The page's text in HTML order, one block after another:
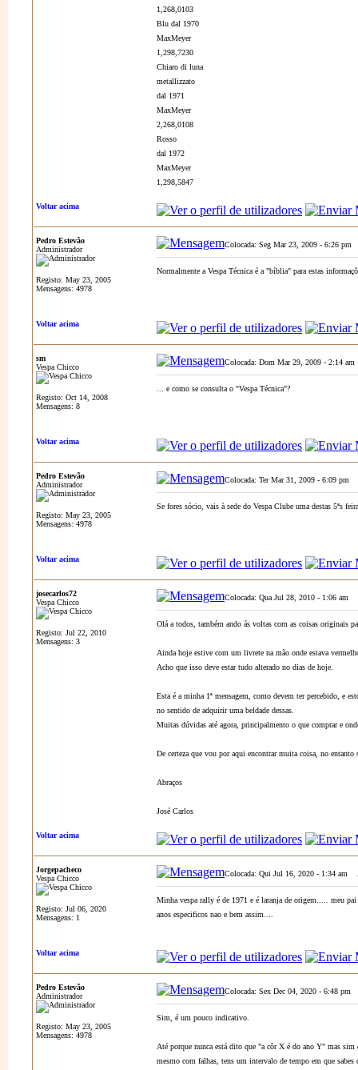
1,268,0103
Blu dal 1970
MaxMeyer
1,298,7230
Chiaro di luna
metallizzato
dal 1971
MaxMeyer
2,268,0108
Rosso
dal 1972
MaxMeyer
1,298,5847
Voltar acima
Pedro Estevão
Administrador
Registo: May 23, 2005
Mensagens: 4978
Colocada: Seg Mar 23, 2009 - 6:26 pm
Normalmente a Vespa Técnica é a "bíblia" para estas
Voltar acima
sm
Vespa Chicco
Registo: Oct 14, 2008
Mensagens: 8
Colocada: Dom Mar 29, 2009 - 2:14 am
... e como se consulta o "Vespa Técnica"?
Voltar acima
Pedro Estevão
Administrador
Registo: May 23, 2005
Mensagens: 4978
Colocada: Ter Mar 31, 2009 - 6:09 pm
Se fores sócio, vais à sede do Vespa Clube uma destas 5ªs
Voltar acima
josecarlos72
Vespa Chicco
Registo: Jul 22, 2010
Mensagens: 3
Colocada: Qua Jul 28, 2010 - 1:06 am
Olá a todos, também ando ás voltas com as coisas originais
Ainda hoje estive com um livrete na mão onde estava
Acho que isso deve estar tudo alterado no dias de hoje.
Esta é a minha 1ª mensagem, como devem ter percebido, e
no sentido de adquirir uma beldade dessas.
Muitas dúvidas até agora, principalmento o que comprar e
De certeza que vou por aqui encontrar muita coisa, no
Abraços
José Carlos
Voltar acima
Jorgepacheco
Vespa Chicco
Registo: Jul 06, 2020
Mensagens: 1
Colocada: Qui Jul 16, 2020 - 1:34 am
Minha vespa rally é de 1971 e é laranja de origem..... meu
anos especificos nao e bem assim....
Voltar acima
Pedro Estevão
Administrador
Registo: May 23, 2005
Mensagens: 4978
Colocada: Sex Dec 04, 2020 - 6:48 pm
Sim, é um pouco indicativo.
Até porque nunca está dito que "a côr X é do ano Y" mas
mesmo com falhas, tens um intervalo de tempo em que sabes